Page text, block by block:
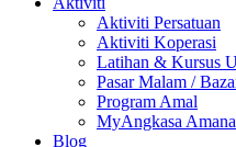
Aktiviti Persatuan
Aktiviti Koperasi
Latihan & Kursus
Pasar Malam /
Program Amal
MyAngkasa
Blog